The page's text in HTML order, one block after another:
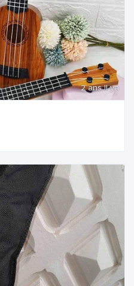
2 ans Il ya